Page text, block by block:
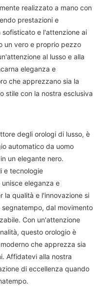
realizzato a mano con
prestazioni e
e l'attenzione ai
un vero e proprio pezzo
al lusso e alla
eleganza e
che apprezzano sia la
stile con la nostra esclusiva
degli orologi di lusso, è
automatico da uomo
un elegante nero.
e tecnologie
eleganza e
la qualità e l'innovazione si
dal movimento
Con un'attenzione
questo orologio è
che apprezza sia
Affidatevi alla nostra
di eccellenza quando